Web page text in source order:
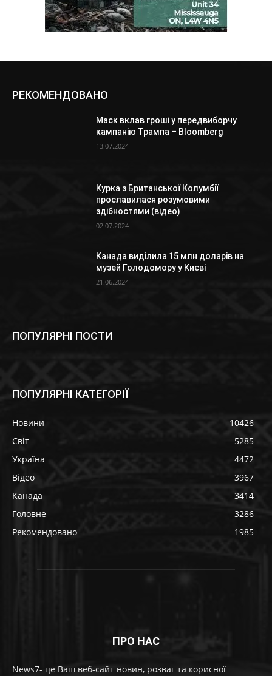
РЕКОМЕНДОВАНО
Маск вклав гроші у передвиборчу
кампанію Трампа – Bloomberg
13.07.2024
Курка з Британської Колумбії
прославилася розумовими
здібностями (відео)
02.07.2024
Канада виділила 15 млн доларів на
музей Голодомору у Києві
21.06.2024
ПОПУЛЯРНІ ПОСТИ
ПОПУЛЯРНІ КАТЕГОРІЇ
Новини
10426
Світ
5285
Україна
4472
Відео
3967
Канада
3414
Головне
3286
Рекомендовано
1985
ПРО НАС
News7- це Ваш веб-сайт новин, розваг та корисної